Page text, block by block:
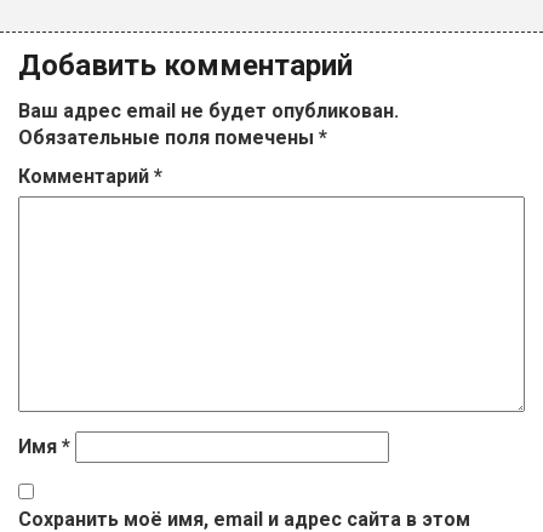
Добавить комментарий
Ваш адрес email не будет опубликован.
Обязательные поля помечены *
Комментарий *
Имя *
Сохранить моё имя, email и адрес сайта в этом